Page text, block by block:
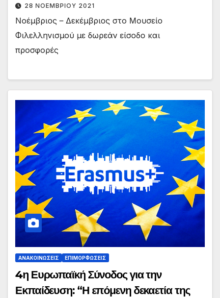
28 ΝΟΕΜΒΡΊΟΥ 2021
Νοέμβριος – Δεκέμβριος στο Μουσείο
Φιλελληνισμού με δωρεάν είσοδο και
προσφορές
ΑΝΑΚΟΙΝΏΣΕΙΣ ΕΠΙΜΟΡΦΏΣΕΙΣ
4η Ευρωπαϊκή Σύνοδος για την
Εκπαίδευση: “Η επόμενη δεκαετία της